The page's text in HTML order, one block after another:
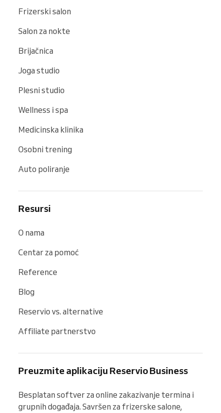
Frizerski salon
Salon za nokte
Brijačnica
Joga studio
Plesni studio
Wellness i spa
Medicinska klinika
Osobni trening
Auto poliranje
Resursi
O nama
Centar za pomoć
Reference
Blog
Reservio vs. alternative
Affiliate partnerstvo
Preuzmite aplikaciju Reservio Business
Besplatan softver za online zakazivanje termina i
grupnih događaja. Savršen za frizerske salone,